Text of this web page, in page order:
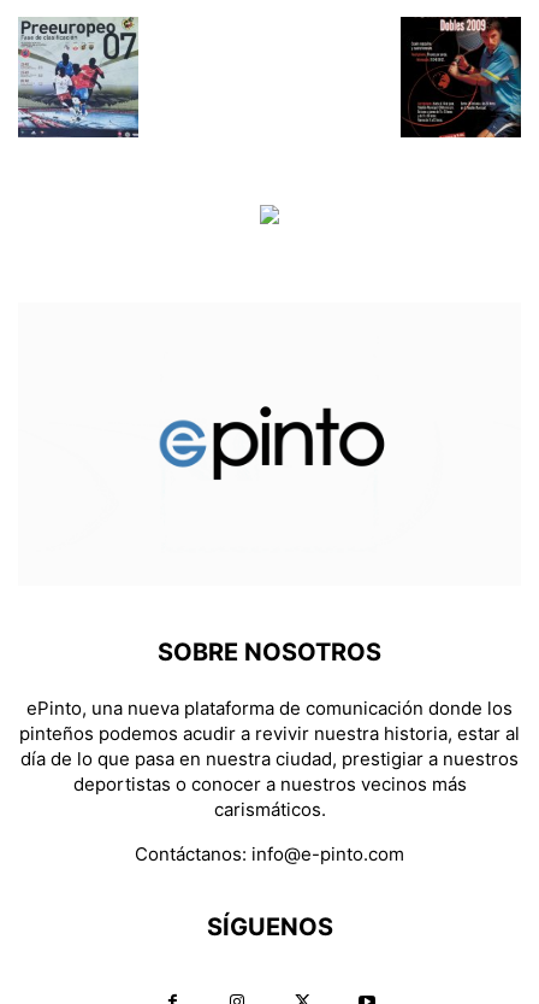
SOBRE NOSOTROS
ePinto, una nueva plataforma de comunicación donde los
pinteños podemos acudir a revivir nuestra historia, estar al
día de lo que pasa en nuestra ciudad, prestigiar a nuestros
deportistas o conocer a nuestros vecinos más
carismáticos.
Contáctanos: info@e-pinto.com
SÍGUENOS